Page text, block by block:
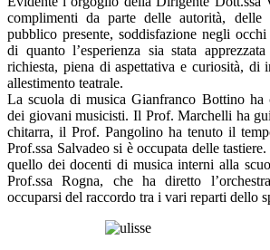
complimenti da parte delle autorità,
pubblico presente, soddisfazione negli
di quanto l’esperienza sia stata
richiesta, piena di aspettativa e curiosità, di
allestimento teatrale.
La scuola di musica Gianfranco Bottino ha
dei giovani musicisti. Il Prof. Marchelli ha
chitarra, il Prof. Pangolino ha tenuto il
Prof.ssa Salvadeo si è occupata delle
quello dei docenti di musica interni alla
Prof.ssa Rogna, che ha diretto
occuparsi del raccordo tra i vari reparti dello